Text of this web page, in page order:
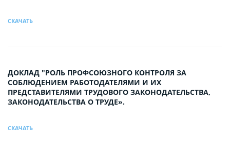
СКАЧАТЬ
ДОКЛАД "РОЛЬ ПРОФСОЮЗНОГО КОНТРОЛЯ ЗА
СОБЛЮДЕНИЕМ РАБОТОДАТЕЛЯМИ И ИХ
ПРЕДСТАВИТЕЛЯМИ ТРУДОВОГО ЗАКОНОДАТЕЛЬСТВА,
ЗАКОНОДАТЕЛЬСТВА О ТРУДЕ».
СКАЧАТЬ